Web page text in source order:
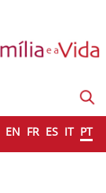
EN FR ES IT PT